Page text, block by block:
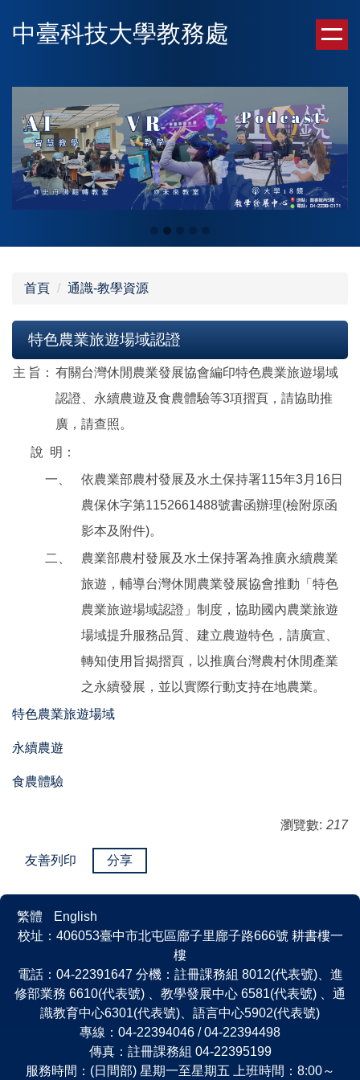
到
內
中臺科技大學教務處
首頁 通識-教學資源
特色農業旅遊場域認證
主 旨： 有關台灣休閒農業發展協會編印特色農業旅遊場域
認證、永續農遊及食農體驗等3項摺頁，請協助推
廣，請查照。
說 明：
一、
依農業部農村發展及水土保持署115年3月16日
農保休字第1152661488號書函辦理(檢附原函
影本及附件)。
二、
農業部農村發展及水土保持署為推廣永續農業
旅遊，輔導台灣休閒農業發展協會推動「特色
農業旅遊場域認證」制度，協助國內農業旅遊
場域提升服務品質、建立農遊特色，請廣宣、
轉知使用旨揭摺頁，以推廣台灣農村休閒產業
之永續發展，並以實際行動支持在地農業。
特色農業旅遊場域
永續農遊
食農體驗
瀏覽數: 217
友善列印 分享
繁體
English
校址：406053臺中市北屯區廍子里廍子路666號 耕書樓一
樓
電話：04-22391647 分機：註冊課務組 8012(代表號)、進
修部業務 6610(代表號) 、教學發展中心 6581(代表號) 、通
識教育中心6301(代表號)、語言中心5902(代表號)
專線：04-22394046 / 04-22394498
傳真：註冊課務組 04-22395199
服務時間：(日間部) 星期一至星期五 上班時間：8:00～